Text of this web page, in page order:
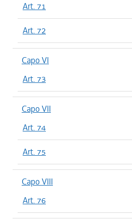
Art. 71
Art. 72
Capo VI
Art. 73
Capo VII
Art. 74
Art. 75
Capo VIII
Art. 76